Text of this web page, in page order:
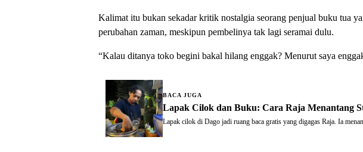
Kalimat itu bukan sekadar kritik nostalgia seorang penjual buku tua
perubahan zaman, meskipun pembelinya tak lagi seramai dulu.
“Kalau ditanya toko begini bakal hilang enggak? Menurut saya
BACA JUGA
Lapak Cilok dan Buku: Cara Raja Menantang
Lapak cilok di Dago jadi ruang baca gratis yang digagas Raja. Ia